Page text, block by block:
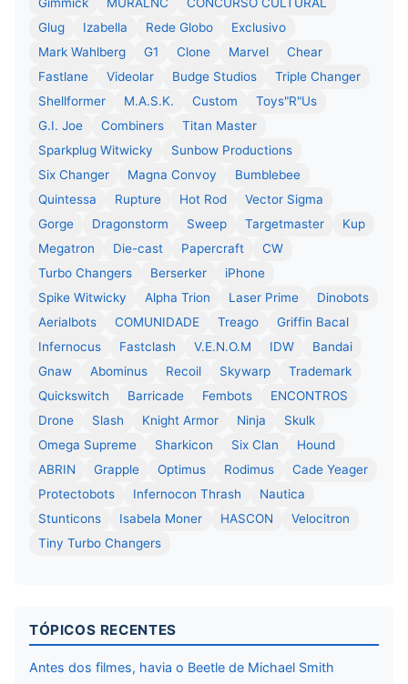
Glug
Izabella Rede Globo
Exclusivo
Mark Wahlberg
G1 Clone Marvel
Chear
Fastlane
Videolar Budge Studios
Triple Changer
Shellformer
M.A.S.K. Custom
Toys"R"Us
G.I. Joe
Combiners
Titan Master
Sparkplug Witwicky
Sunbow Productions
Six Changer
Magna Convoy
Bumblebee
Quintessa
Rupture Hot Rod
Vector Sigma
Gorge
Dragonstorm Sweep Targetmaster
Kup
Megatron
Die-cast Papercraft
CW
Turbo Changers
Berserker
iPhone
Spike Witwicky
Alpha Trion Laser Prime
Dinobots
Aerialbots
COMUNIDADE Treago
Griffin Bacal
Infernocus
Fastclash V.E.N.O.M IDW
Bandai
Gnaw
Abominus Recoil Skywarp
Trademark
Quickswitch
Barricade Fembots
ENCONTROS
Drone
Slash Knight Armor Ninja
Skulk
Omega Supreme
Sharkicon Six Clan
Hound
ABRIN
Grapple Optimus Rodimus
Cade Yeager
Protectobots
Infernocon Thrash
Nautica
Stunticons
Isabela Moner HASCON
Velocitron
Tiny Turbo Changers
TÓPICOS RECENTES
Antes dos filmes, havia o Beetle de Michael Smith